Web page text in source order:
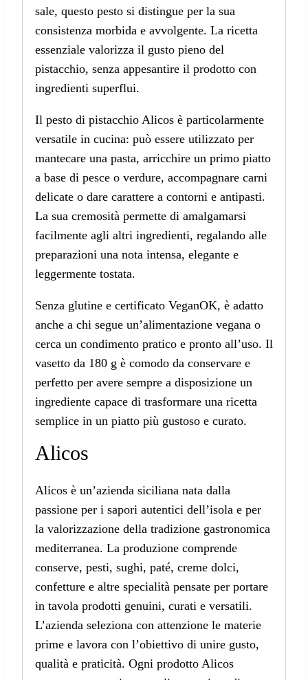
sale, questo pesto si distingue per la sua
consistenza morbida e avvolgente. La ricetta
essenziale valorizza il gusto pieno del
pistacchio, senza appesantire il prodotto con
ingredienti superflui.
Il pesto di pistacchio Alicos è particolarmente
versatile in cucina: può essere utilizzato per
mantecare una pasta, arricchire un primo piatto
a base di pesce o verdure, accompagnare carni
delicate o dare carattere a contorni e antipasti.
La sua cremosità permette di amalgamarsi
facilmente agli altri ingredienti, regalando alle
preparazioni una nota intensa, elegante e
leggermente tostata.
Senza glutine e certificato VeganOK, è adatto
anche a chi segue un’alimentazione vegana o
cerca un condimento pratico e pronto all’uso. Il
vasetto da 180 g è comodo da conservare e
perfetto per avere sempre a disposizione un
ingrediente capace di trasformare una ricetta
semplice in un piatto più gustoso e curato.
Alicos
Alicos è un’azienda siciliana nata dalla
passione per i sapori autentici dell’isola e per
la valorizzazione della tradizione gastronomica
mediterranea. La produzione comprende
conserve, pesti, sughi, paté, creme dolci,
confetture e altre specialità pensate per portare
in tavola prodotti genuini, curati e versatili.
L’azienda seleziona con attenzione le materie
prime e lavora con l’obiettivo di unire gusto,
qualità e praticità. Ogni prodotto Alicos